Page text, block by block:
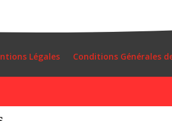
Légales Conditions Générales